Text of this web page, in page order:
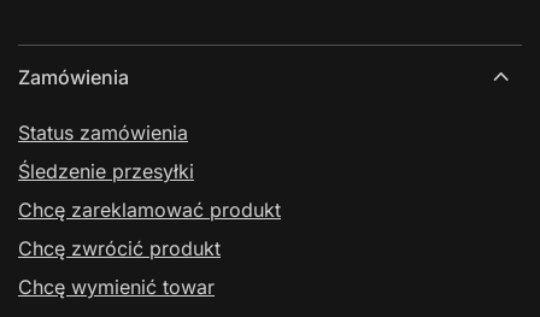
Zamówienia
Status zamówienia
Śledzenie przesyłki
Chcę zareklamować produkt
Chcę zwrócić produkt
Chcę wymienić towar